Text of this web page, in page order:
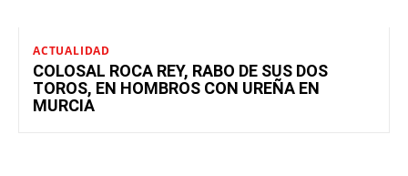
ACTUALIDAD
COLOSAL ROCA REY, RABO DE SUS DOS
TOROS, EN HOMBROS CON UREÑA EN
MURCIA